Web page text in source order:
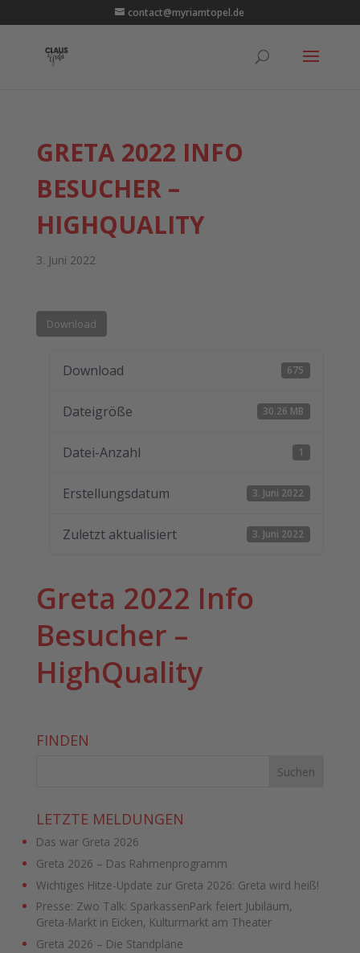
contact@myriamtopel.de
GRETA 2022 INFO
BESUCHER –
HIGHQUALITY
3. Juni 2022
Download
Download 675
Dateigröße 30.26 MB
Datei-Anzahl 1
Erstellungsdatum 3. Juni 2022
Zuletzt aktualisiert 3. Juni 2022
Greta 2022 Info
Besucher –
HighQuality
FINDEN
LETZTE MELDUNGEN
Das war Greta 2026
Greta 2026 – Das Rahmenprogramm
Wichtiges Hitze-Update zur Greta 2026: Greta wird heiß!
Presse: Zwo Talk: SparkassenPark feiert Jubiläum,
Greta-Markt in Eicken, Kulturmarkt am Theater
Greta 2026 – Die Standpläne